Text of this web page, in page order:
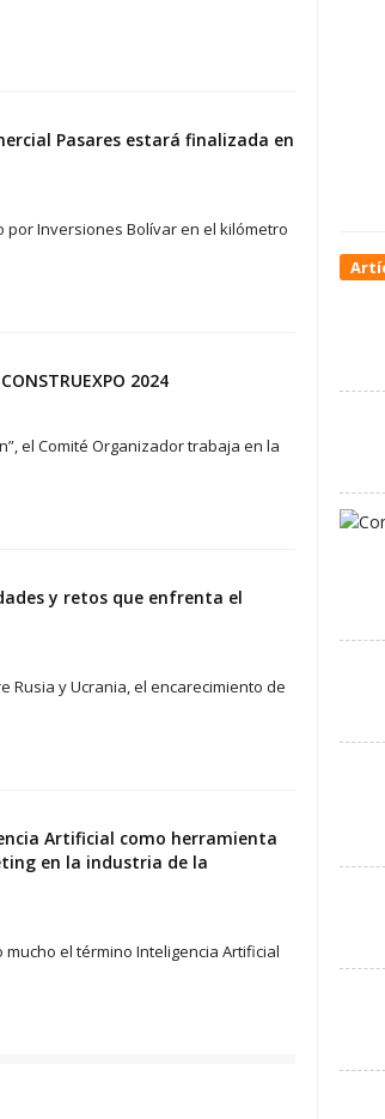
Pasares estará finalizada en
por Inversiones Bolívar en el kilómetro
2024
el Comité Organizador trabaja en la
y retos que enfrenta el
y Ucrania, el encarecimiento de
Artificial como herramienta
en la industria de la
el término Inteligencia Artificial